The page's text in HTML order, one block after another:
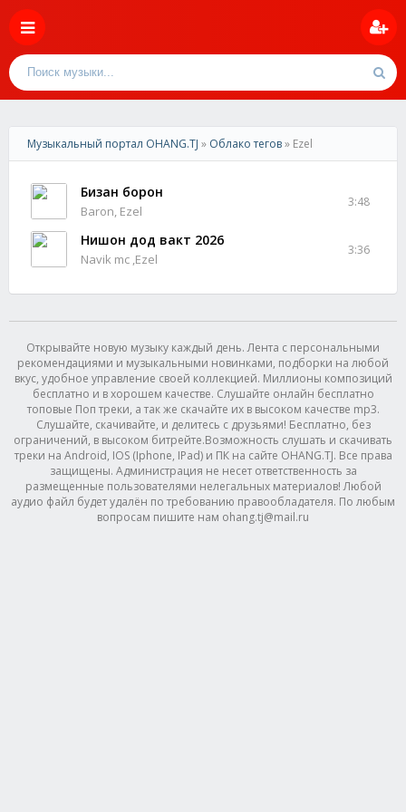
Музыкальный портал OHANG.TJ » Облако тегов» Ezel
Бизан борон
Baron, Ezel
3:48
Нишон дод вакт 2026
Navik mc ,Ezel
3:36
Открывайте новую музыку каждый день. Лента с персональными
рекомендациями и музыкальными новинками, подборки на любой
вкус, удобное управление своей коллекцией. Миллионы композиций
бесплатно и в хорошем качестве. Слушайте онлайн бесплатно
топовые Поп треки, а так же скачайте их в высоком качестве mp3.
Слушайте, скачивайте, и делитесь с друзьями! Бесплатно, без
ограничений, в высоком битрейте.Возможность слушать и скачивать
треки на Android, IOS (Iphone, IPad) и ПК на сайте OHANG.TJ. Все права
защищены. Администрация не несет ответственность за
размещенные пользователями нелегальных материалов! Любой
аудио файл будет удалён по требованию правообладателя. По любым
вопросам пишите нам ohang.tj@mail.ru